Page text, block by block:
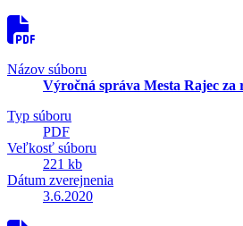
Názov súboru
Výročná správa Mesta Rajec za
Typ súboru
PDF
Veľkosť súboru
221 kb
Dátum zverejnenia
3.6.2020